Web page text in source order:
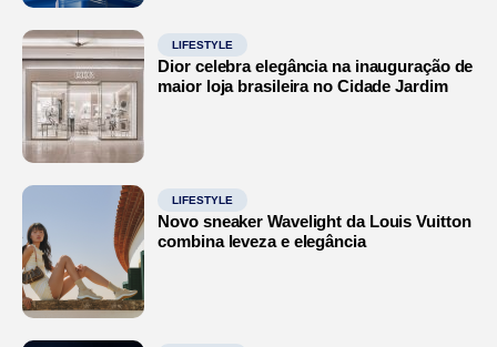
LIFESTYLE
Dior celebra elegância na inauguração de
maior loja brasileira no Cidade Jardim
LIFESTYLE
Novo sneaker Wavelight da Louis Vuitton
combina leveza e elegância